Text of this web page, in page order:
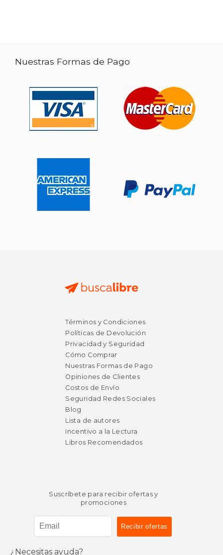
Nuestras Formas de Pago
Términos y Condiciones
Políticas de Devolución
Privacidad y Seguridad
Cómo Comprar
Nuestras Formas de Pago
Opiniones de Clientes
Costos de Envío
Seguridad Redes Sociales
Blog
Lista de autores
Incentivo a la Lectura
Libros Recomendados
Suscríbete para recibir ofertas y
promociones
¿Necesitas ayuda?